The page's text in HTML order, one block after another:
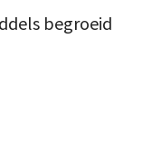
begroeid